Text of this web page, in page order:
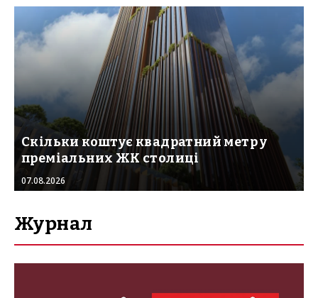
Скільки коштує квадратний метр у
преміальних ЖК столиці
07.08.2026
Журнал